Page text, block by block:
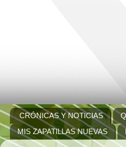
CRÓNICAS Y NOTICIAS
MIS ZAPATILLAS NUEVAS